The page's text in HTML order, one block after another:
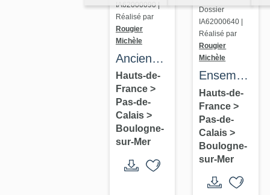
IA62000090 |
Réalisé par
Rougier
Michèle
Ancien
presbytère,
actuellement
immeuble
à
logements
Hauts-de-
France >
Pas-de-
Calais >
Boulogne-
sur-Mer
Dossier
IA62000640 |
Réalisé par
Rougier
Michèle
Ensemble
d'édifices
derrière
façade
Hauts-de-
France>
Pas-de-
Calais>
Boulogne-
sur-Mer